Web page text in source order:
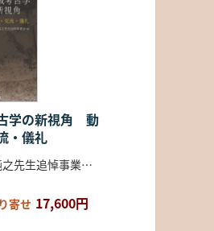
学の新視角 動
・儀礼
土生田純之先生追悼事業会 編
寄せ 17,600円